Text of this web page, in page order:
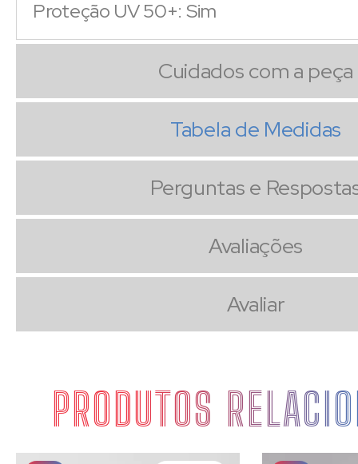
Proteção UV 50+: Sim
Cuidados com a peça
Tabela de Medidas
Perguntas e
Avaliações
Avaliar
PRODUTOS